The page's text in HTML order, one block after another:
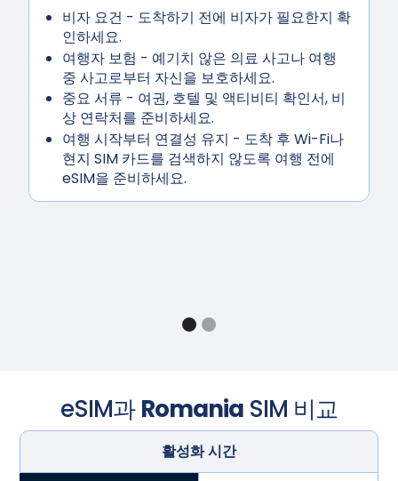
비자 요건 - 도착하기 전에 비자가 필요한지 확
인하세요.
여행자 보험 - 예기치 않은 의료 사고나 여행
중 사고로부터 자신을 보호하세요.
중요 서류 - 여권, 호텔 및 액티비티 확인서, 비
상 연락처를 준비하세요.
여행시작부터 연결성 유지 - 도착 후 Wi-Fi나
현지 SIM 카드를 검색하지 않도록 여행 전에
eSIM을 준비하세요.
eSIM과RomaniaSIM 비교
활성화 시간